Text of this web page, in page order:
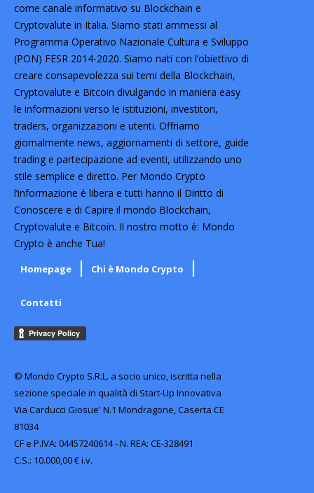
come canale informativo su Blockchain e
Cryptovalute in Italia. Siamo stati ammessi al
Programma Operativo Nazionale Cultura e Sviluppo
(PON) FESR 2014-2020. Siamo nati con l’obiettivo di
creare consapevolezza sui temi della Blockchain,
Cryptovalute e Bitcoin divulgando in maniera easy
le informazioni verso le istituzioni, investitori,
traders, organizzazioni e utenti. Offriamo
giornalmente news, aggiornamenti di settore, guide
trading e partecipazione ad eventi, utilizzando uno
stile semplice e diretto. Per Mondo Crypto
l’informazione è libera e tutti hanno il Diritto di
Conoscere e di Capire il mondo Blockchain,
Cryptovalute e Bitcoin. Il nostro motto è: Mondo
Crypto è anche Tua!
Homepage Chi è Mondo Crypto
Contatti
© Mondo Crypto S.R.L. a socio unico, iscritta nella
sezione speciale in qualità di Start-Up Innovativa
Via Carducci Giosue' N.1 Mondragone, Caserta CE
81034
CF e P.IVA: 04457240614 - N. REA: CE-328491
C.S.: 10.000,00 € i.v.